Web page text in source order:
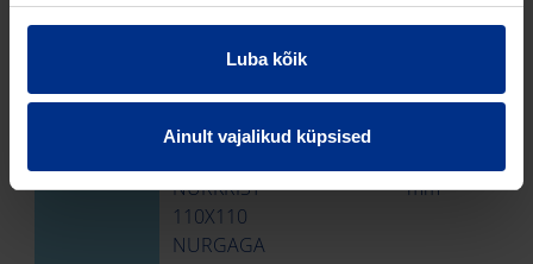
Luba kõik
Ainult vajalikud küpsised
Läbimõõt
NURKRIST
110X110
NURGAGA
mm